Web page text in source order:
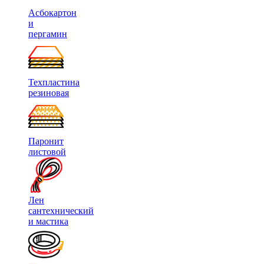
Асбокартон
и
пергамин
Техпластина
резиновая
Паронит
листовой
Лен
сантехнический
и мастика